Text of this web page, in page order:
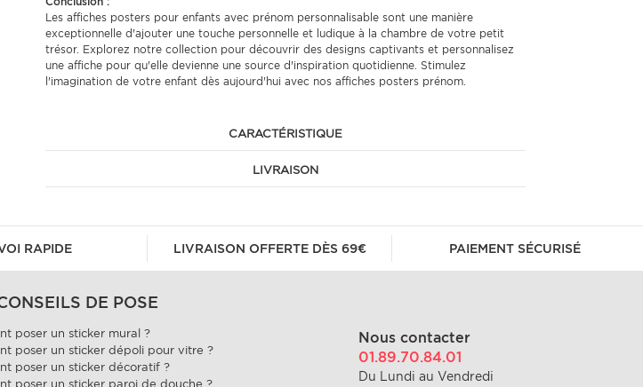
Les affiches posters pour enfants avec prénom personnalisable sont une manière
exceptionnelle d'ajouter une touche personnelle et ludique à la chambre de votre petit
trésor. Explorez notre collection pour découvrir des designs captivants et personnalisez
une affiche pour qu'elle devienne une source d'inspiration quotidienne. Stimulez
l'imagination de votre enfant dès aujourd'hui avec nos affiches posters prénom.
CARACTÉRISTIQUE
LIVRAISON
RAPIDE LIVRAISON OFFERTE DÈS 69€ PAIEMENT SÉCURISÉ
DE POSE
poser un sticker mural ?
poser un sticker dépoli pour vitre ?
poser un sticker décoratif ?
poser un sticker paroi de douche ?
Nous contacter
01.89.70.84.01
Du Lundi au Vendredi